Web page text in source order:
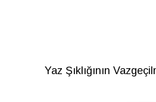
Yaz Şıklığının